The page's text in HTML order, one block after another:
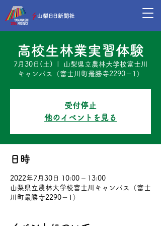
高校生林業実習体験
7月30日(土)
山梨県立農林大学校富士川
キャンパス（富士川町最勝寺2290－1）
受付停止
他のイベントを見る
日時
2022年7月30日 10:00 – 13:00
山梨県立農林大学校富士川キャンパス（富士
川町最勝寺2290－1）